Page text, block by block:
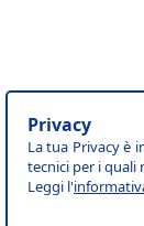
Privacy
La tua Privacy è
tecnici per i quali
Leggi l'